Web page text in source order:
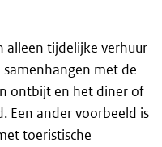
alleen tijdelijke verhuur
met de
ontbijt en het diner of
Een ander voorbeeld is
toeristische